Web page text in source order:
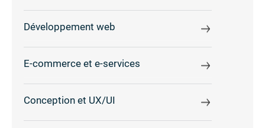
Développement web
E-commerce et e-services
Conception et UX/UI